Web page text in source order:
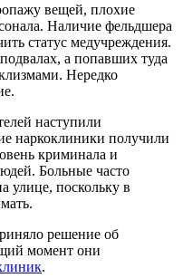
вещей, плохие
Наличие фельдшера
статус медучреждения.
а попавших туда
Нередко
наступили
наркоклиники получили
криминала и
Больные часто
улице, поскольку в
решение об
момент они
.